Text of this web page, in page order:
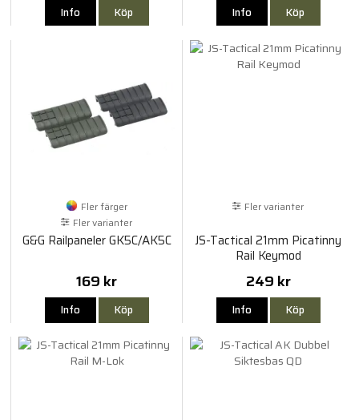
Info Köp Info Köp
Fler färger
Fler varianter
G&G Railpaneler GK5C/AK5C
169 kr
Info Köp
Fler varianter
JS-Tactical 21mm Picatinny
Rail Keymod
249 kr
Info Köp